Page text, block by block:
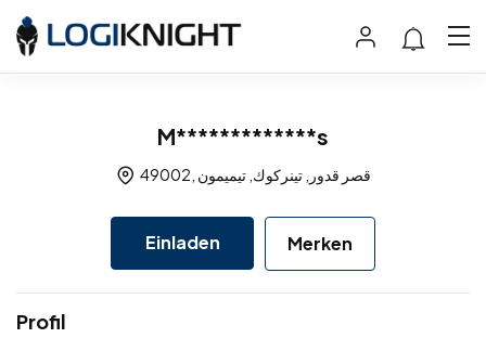
M*************s
49002, قصر قدور, تينركوك, تيميمون
Einladen Merken
Profil